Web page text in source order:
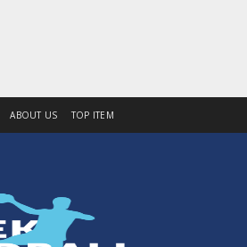
ABOUT US TOP ITEM